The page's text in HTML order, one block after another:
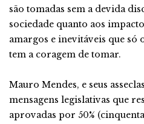
são tomadas sem a devida
sociedade quanto aos
amargos e inevitáveis que
tem a coragem de tomar.
Mauro Mendes, e seus
mensagens legislativas que
aprovadas por 50%